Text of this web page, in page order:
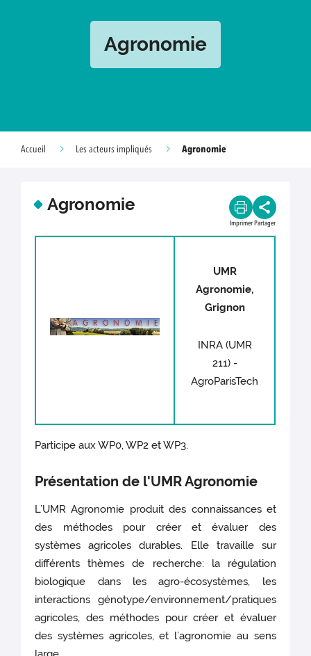
Agronomie
Accueil Les acteurs impliqués Agronomie
Agronomie
Imprimer Partager
UMR
Agronomie,
Grignon
INRA (UMR
211) -
AgroParisTech
Participe aux WP0, WP2 et WP3.
Présentation de l'UMR Agronomie
L’UMR Agronomie produit des connaissances et
des méthodes pour créer et évaluer des
systèmes agricoles durables. Elle travaille sur
différents thèmes de recherche: la régulation
biologique dans les agro-écosystèmes, les
interactions génotype/environnement/pratiques
agricoles, des méthodes pour créer et évaluer
des systèmes agricoles, et l’agronomie au sens